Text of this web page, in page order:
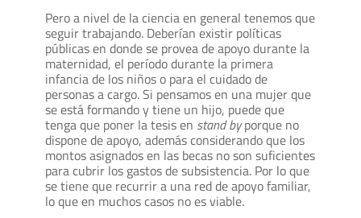
Pero a nivel de la ciencia en general tenemos que
seguir trabajando. Deberían existir políticas
públicas en donde se provea de apoyo durante la
maternidad, el período durante la primera
infancia de los niños o para el cuidado de
personas a cargo. Si pensamos en una mujer que
se está formando y tiene un hijo, puede que
tenga que poner la tesis en stand byporque no
dispone de apoyo, además considerando que los
montos asignados en las becas no son suficientes
para cubrir los gastos de subsistencia. Por lo que
se tiene que recurrir a una red de apoyo familiar,
lo que en muchos casos no es viable.